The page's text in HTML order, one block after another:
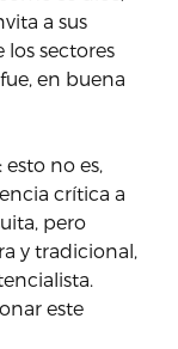
a sus
los sectores
en buena
no es,
crítica a
pero
y tradicional,
este